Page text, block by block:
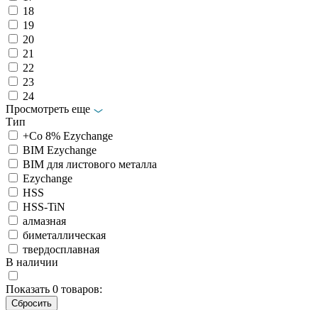
18
19
20
21
22
23
24
Просмотреть еще
Тип
+Co 8% Ezychange
BIM Ezychange
BIM для листового металла
Ezychange
HSS
HSS-TiN
алмазная
биметаллическая
твердосплавная
В наличии
Показать 0 товаров: